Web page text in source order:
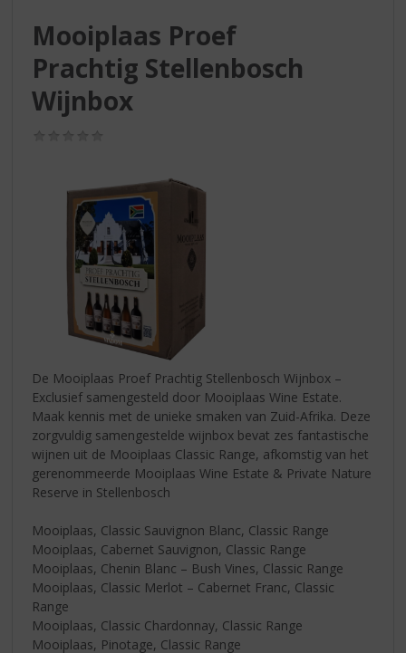
Mooiplaas Proef
Prachtig Stellenbosch
Wijnbox
De Mooiplaas Proef Prachtig Stellenbosch Wijnbox –
Exclusief samengesteld door Mooiplaas Wine Estate.
Maak kennis met de unieke smaken van Zuid-Afrika. Deze
zorgvuldig samengestelde wijnbox bevat zes fantastische
wijnen uit de Mooiplaas Classic Range, afkomstig van het
gerenommeerde Mooiplaas Wine Estate & Private Nature
Reserve in Stellenbosch
Mooiplaas, Classic Sauvignon Blanc, Classic Range
Mooiplaas, Cabernet Sauvignon, Classic Range
Mooiplaas, Chenin Blanc – Bush Vines, Classic Range
Mooiplaas, Classic Merlot – Cabernet Franc, Classic
Range
Mooiplaas, Classic Chardonnay, Classic Range
Mooiplaas, Pinotage, Classic Range